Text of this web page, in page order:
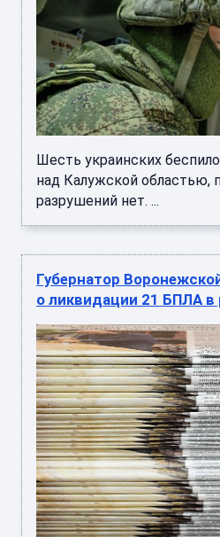
Шесть украинских
над Калужской областью,
разрушений нет. ...
Губернатор
о ликвидации 21 БПЛА в